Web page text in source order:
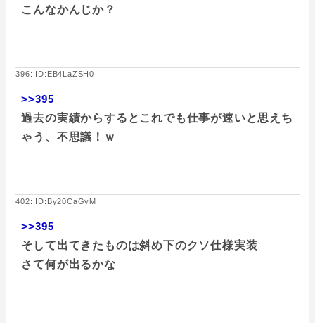
こんなかんじか？
396: ID:EB4LaZSH0
>>395
過去の実績からするとこれでも仕事が速いと思えち
ゃう、不思議！ｗ
402: ID:By20CaGyM
>>395
そして出てきたものは斜め下のクソ仕様実装
さて何が出るかな